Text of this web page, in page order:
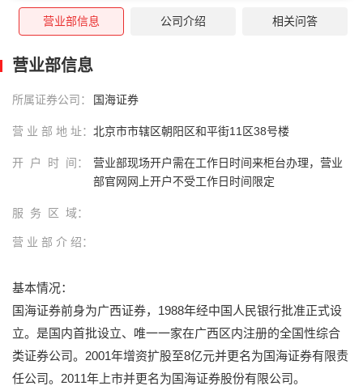
券承销与保荐（仅限项目承揽、项目信息传递与推荐、客户关系维护等辅
助工作）。
营业部信息 公司介绍 相关问答
营业部信息
所属证券公司： 国海证券
营 业 部 地 址： 北京市市辖区朝阳区和平街11区38号楼
开 户 时 间：
营业部现场开户需在工作日时间来柜台办理，营业
部官网网上开户不受工作日时间限定
服 务 区 域：
营 业 部 介 绍：
基本情况：
国海证券前身为广西证券，1988年经中国人民银行批准正式设
立。是国内首批设立、唯一一家在广西区内注册的全国性综合
类证券公司。2001年增资扩股至8亿元并更名为国海证券有限责
任公司。2011年上市并更名为国海证券股份有限公司。